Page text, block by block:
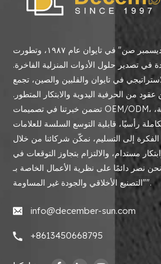
تأسست شركة "ديسمبر صن" في تايوان عام ١٩٨٧، وتطورت
في تصدير حلول الأدوات المنزلية الفاخرة.
في تايوان والفلبين والصين، تجمع
من الحرفية اليدوية والابتكار المتطور.
تضمن خبرتنا في تصميمات OEM/ODM، ومراقبة الجودة الصارمة،
رأسيًا، قابلية التوسع السلسة للعلامات
الفكرة إلى التسليم، نمكّن شركائنا من خلال
مستدام، والالتزام بتجاوز التوقعات في
نحن نصر دائمًا على نظرية الأعمال الخاصة بـ
"التصنيع الأخلاقي والجودة غير المساومة".
info@december-sun.com
+8613450668795